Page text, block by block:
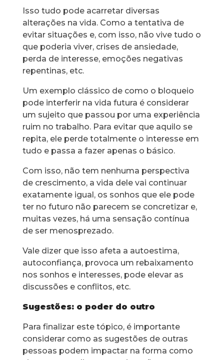
Isso tudo pode acarretar diversas
alterações na vida. Como a tentativa de
evitar situações e, com isso, não vive tudo o
que poderia viver, crises de ansiedade,
perda de interesse, emoções negativas
repentinas, etc.
Um exemplo clássico de como o bloqueio
pode interferir na vida futura é considerar
um sujeito que passou por uma experiência
ruim no trabalho. Para evitar que aquilo se
repita, ele perde totalmente o interesse em
tudo e passa a fazer apenas o básico.
Com isso, não tem nenhuma perspectiva
de crescimento, a vida dele vai continuar
exatamente igual, os sonhos que ele pode
ter no futuro não parecem se concretizar e,
muitas vezes, há uma sensação contínua
de ser menosprezado.
Vale dizer que isso afeta a autoestima,
autoconfiança, provoca um rebaixamento
nos sonhos e interesses, pode elevar as
discussões e conflitos, etc.
Sugestões: o poder do outro
Para finalizar este tópico, é importante
considerar como as sugestões de outras
pessoas podem impactar na forma como